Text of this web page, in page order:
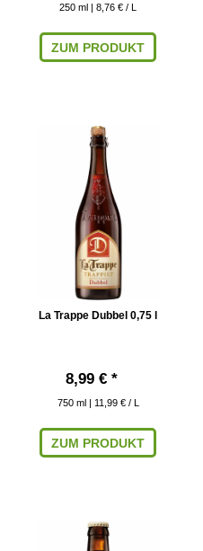
250 ml | 8,76 € / L
ZUM PRODUKT
La Trappe Dubbel 0,75 l
8,99 € *
750 ml | 11,99 € / L
ZUM PRODUKT